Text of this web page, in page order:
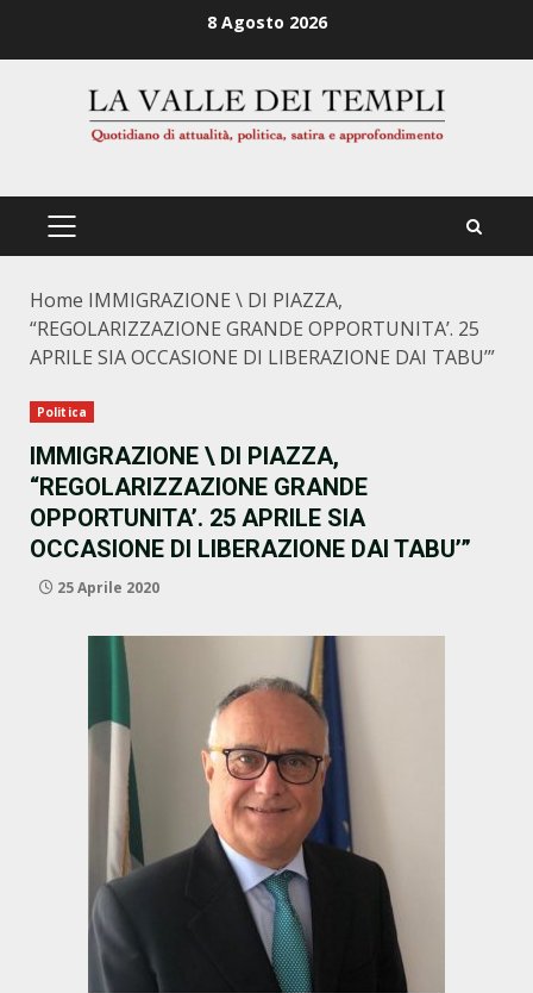
8 Agosto 2026
PRIMÄRES
Home IMMIGRAZIONE \ DI PIAZZA,
“REGOLARIZZAZIONE GRANDE OPPORTUNITA’. 25
APRILE SIA OCCASIONE DI LIBERAZIONE DAI TABU’”
Politica
IMMIGRAZIONE \ DI PIAZZA,
“REGOLARIZZAZIONE GRANDE
OPPORTUNITA’. 25 APRILE SIA
OCCASIONE DI LIBERAZIONE DAI TABU’”
25 Aprile 2020